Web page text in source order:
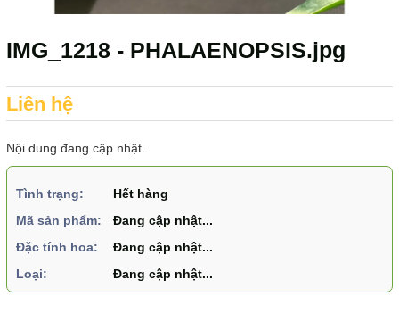
IMG_1218 - PHALAENOPSIS.jpg
Liên hệ
Nội dung đang cập nhật.
Tình trạng:
Hết hàng
Mã sản phẩm:
Đang cập nhật...
Đặc tính hoa:
Đang cập nhật...
Loại:
Đang cập nhật...